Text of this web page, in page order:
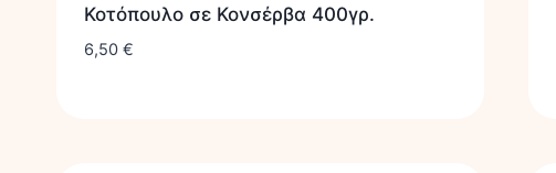
Κοτόπουλο σε Κονσέρβα 400γρ.
6,50 €